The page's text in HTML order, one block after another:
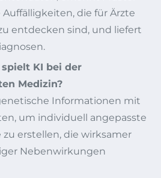
die für Ärzte
entdecken sind, und liefert
KI bei der
Medizin?
Informationen mit
um individuell angepasste
zu erstellen, die wirksamer
Nebenwirkungen